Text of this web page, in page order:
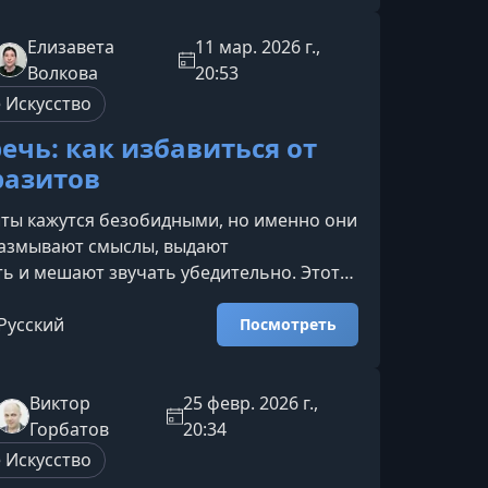
культурный и практический
агрессии, чтобы вы могли видеть
Елизавета
Волкова
11 мар. 2026 г.,
20:53
как избавиться от
кажутся безобидными, но именно они
смыслы, выдают
и мешают звучать убедительно. Этот
понять природу речевых привычек и
чище, точнее и выразительнее.О чём
курсе мы шаг за шагом разберёмся,
они формируют впечатление о
с этим можно сделать на
основы Исторически
Посмотреть
Виктор
Горбатов
25 февр. 2026 г.,
20:34